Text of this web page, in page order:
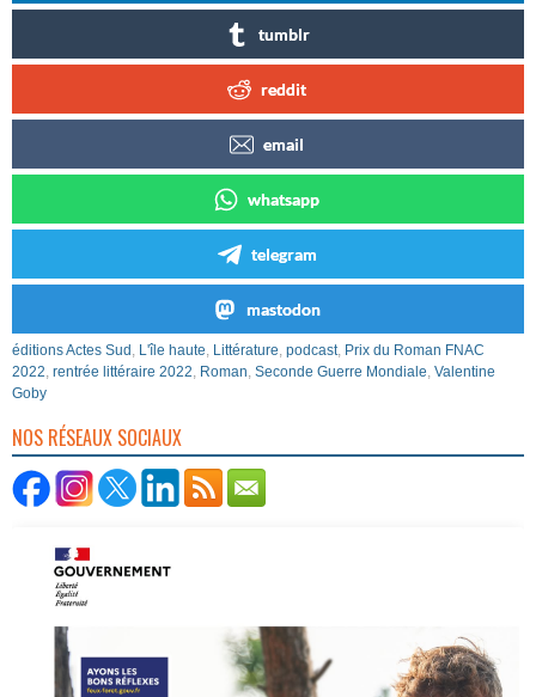
tumblr
reddit
email
whatsapp
telegram
mastodon
éditions Actes Sud , L'île haute, Littérature, podcast, Prix du Roman FNAC
2022, rentrée littéraire 2022, Roman, Seconde Guerre Mondiale, Valentine
Goby
NOS RÉSEAUX SOCIAUX